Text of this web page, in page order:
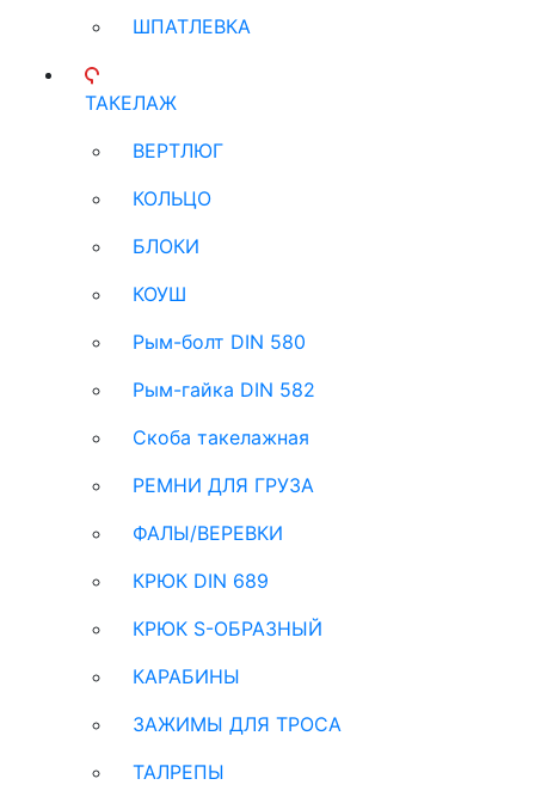
ШПАТЛЕВКА
ТАКЕЛАЖ
ВЕРТЛЮГ
КОЛЬЦО
БЛОКИ
КОУШ
Рым-болт DIN 580
Рым-гайка DIN 582
Скоба такелажная
РЕМНИ ДЛЯ ГРУЗА
ФАЛЫ/ВЕРЕВКИ
КРЮК DIN 689
КРЮК S-ОБРАЗНЫЙ
КАРАБИНЫ
ЗАЖИМЫ ДЛЯ ТРОСА
ТАЛРЕПЫ